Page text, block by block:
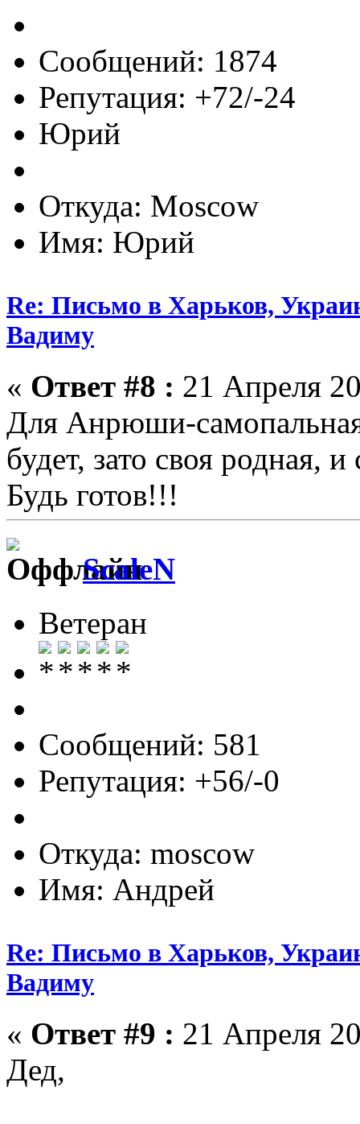
Сообщений: 1874
Репутация: +72/-24
Юрий
Откуда: Moscow
Имя: Юрий
Re: Письмо в Харьков,
Вадиму
« Ответ #8 : 21 Апреля
Для Анрюши-
будет, зато своя родная,
Будь готов!!!
ScaleN
Ветеран
Сообщений: 581
Репутация: +56/-0
Откуда: moscow
Имя: Андрей
Re: Письмо в Харьков,
Вадиму
« Ответ #9 : 21 Апреля
Дед,